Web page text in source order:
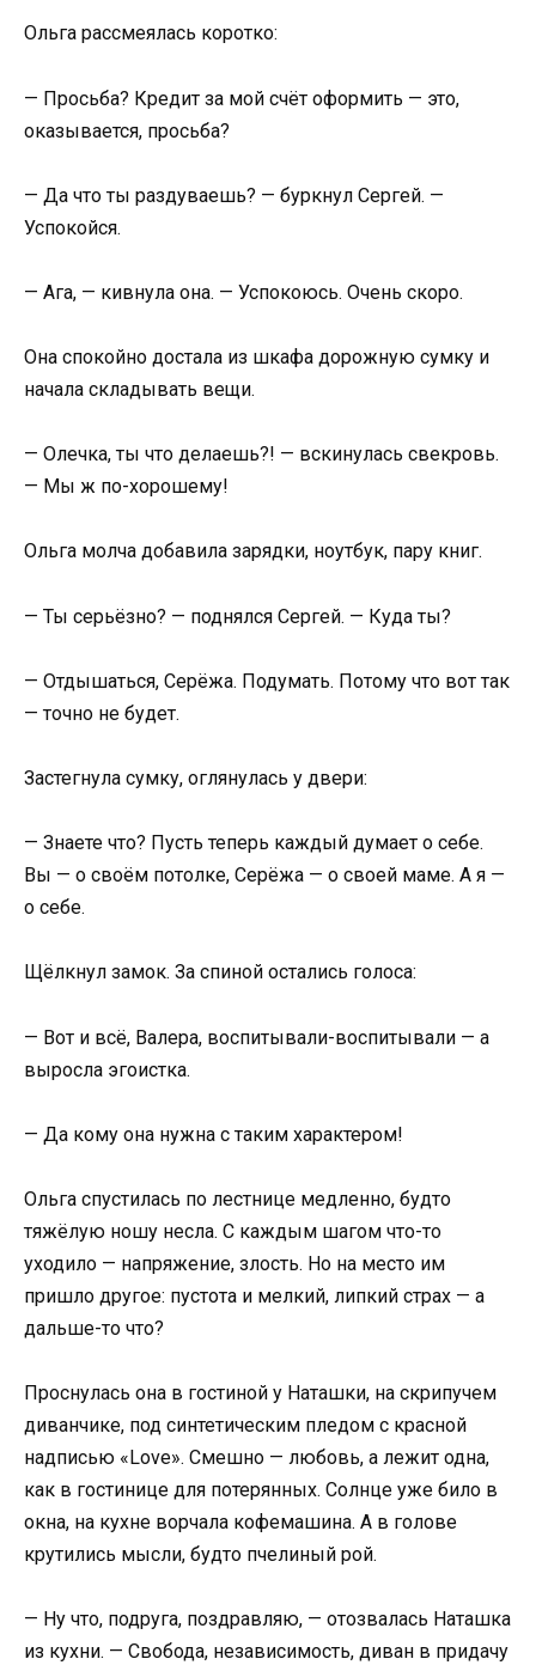
Ольга рассмеялась коротко:
— Просьба? Кредит за мой счёт оформить — это,
оказывается, просьба?
— Да что ты раздуваешь? — буркнул Сергей. —
Успокойся.
— Ага, — кивнула она. — Успокоюсь. Очень скоро.
Она спокойно достала из шкафа дорожную сумку и
начала складывать вещи.
— Олечка, ты что делаешь?! — вскинулась свекровь.
— Мы ж по-хорошему!
Ольга молча добавила зарядки, ноутбук, пару книг.
— Ты серьёзно? — поднялся Сергей. — Куда ты?
— Отдышаться, Серёжа. Подумать. Потому что вот так
— точно не будет.
Застегнула сумку, оглянулась у двери:
— Знаете что? Пусть теперь каждый думает о себе.
Вы — о своём потолке, Серёжа — о своей маме. А я —
о себе.
Щёлкнул замок. За спиной остались голоса:
— Вот и всё, Валера, воспитывали-воспитывали — а
выросла эгоистка.
— Да кому она нужна с таким характером!
Ольга спустилась по лестнице медленно, будто
тяжёлую ношу несла. С каждым шагом что-то
уходило — напряжение, злость. Но на место им
пришло другое: пустота и мелкий, липкий страх — а
дальше-то что?
Проснулась она в гостиной у Наташки, на скрипучем
диванчике, под синтетическим пледом с красной
надписью «Love». Смешно — любовь, а лежит одна,
как в гостинице для потерянных. Солнце уже било в
окна, на кухне ворчала кофемашина. А в голове
крутились мысли, будто пчелиный рой.
— Ну что, подруга, поздравляю, — отозвалась Наташка
из кухни. — Свобода, независимость, диван в придачу